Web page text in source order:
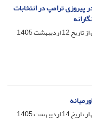
ترامپ در انتخابات
تاریخ12 اردیبهشت 1405
تاریخ14 اردیبهشت 1405